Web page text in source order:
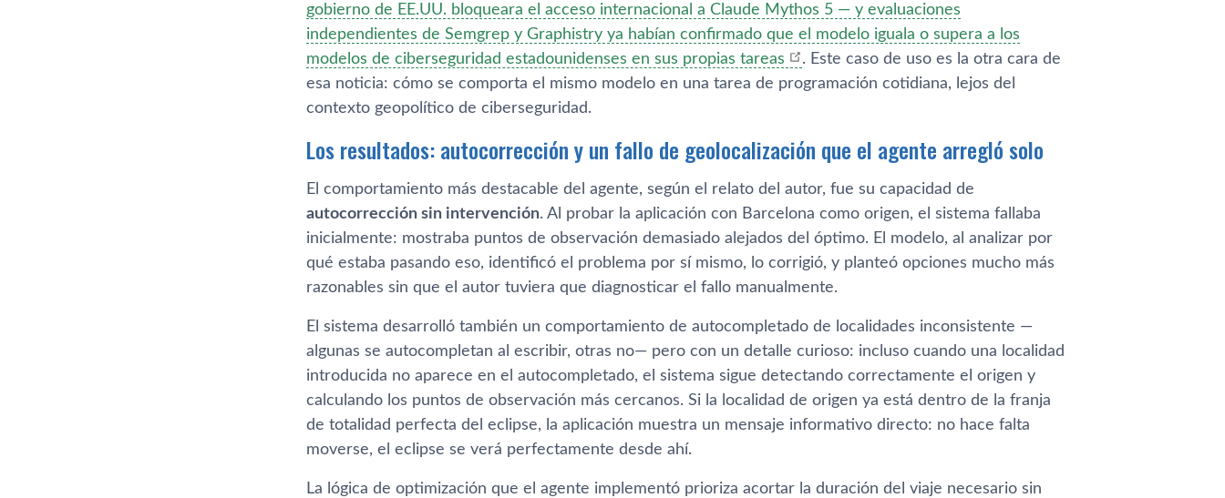
gobierno de EE.UU. bloqueara el acceso internacional a Claude Mythos 5 — y evaluaciones
independientes de Semgrep y Graphistry ya habían confirmado que el modelo iguala o supera a los
modelos de ciberseguridad estadounidenses en sus propias tareas
. Este caso de uso es la otra cara de
esa noticia: cómo se comporta el mismo modelo en una tarea de programación cotidiana, lejos del
contexto geopolítico de ciberseguridad.
Los resultados: autocorrección y un fallo de geolocalización que el agente arregló solo
El comportamiento más destacable del agente, según el relato del autor, fue su capacidad de
autocorrección sin intervención. Al probar la aplicación con Barcelona como origen, el sistema fallaba
inicialmente: mostraba puntos de observación demasiado alejados del óptimo. El modelo, al analizar por
qué estaba pasando eso, identificó el problema por sí mismo, lo corrigió, y planteó opciones mucho más
razonables sin que el autor tuviera que diagnosticar el fallo manualmente.
El sistema desarrolló también un comportamiento de autocompletado de localidades inconsistente —
algunas se autocompletan al escribir, otras no— pero con un detalle curioso: incluso cuando una localidad
introducida no aparece en el autocompletado, el sistema sigue detectando correctamente el origen y
calculando los puntos de observación más cercanos. Si la localidad de origen ya está dentro de la franja
de totalidad perfecta del eclipse, la aplicación muestra un mensaje informativo directo: no hace falta
moverse, el eclipse se verá perfectamente desde ahí.
La lógica de optimización que el agente implementó prioriza acortar la duración del viaje necesario sin